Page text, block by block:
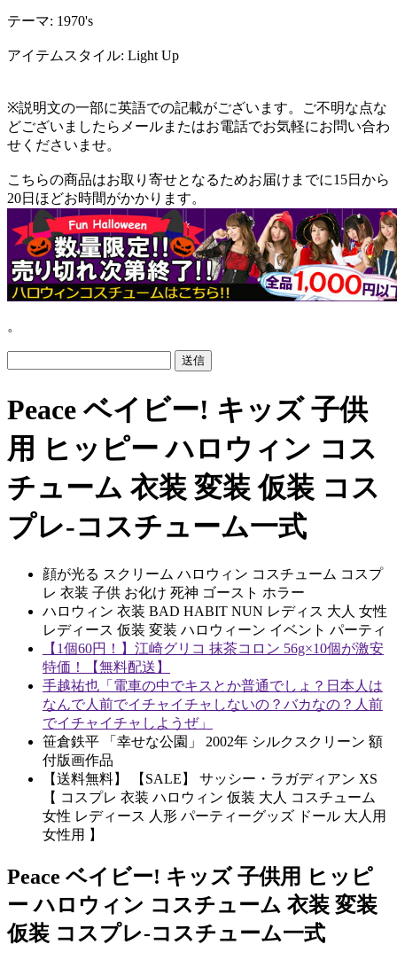
テーマ: 1970's
アイテムスタイル: Light Up
※説明文の一部に英語での記載がございます。ご不明な点な
どございましたらメールまたはお電話でお気軽にお問い合わ
せくださいませ。
こちらの商品はお取り寄せとなるためお届けまでに15日から
20日ほどお時間がかかります。
。
Peace ベイビー! キッズ 子供
用 ヒッピー ハロウィン コス
チューム 衣装 変装 仮装 コス
プレ-コスチューム一式
顔が光る スクリーム ハロウィン コスチューム コスプ
レ 衣装 子供 お化け 死神 ゴースト ホラー
ハロウィン 衣装 BAD HABIT NUN レディス 大人 女性
レディース 仮装 変装 ハロウィーン イベント パーティ
【1個60円！】江崎グリコ 抹茶コロン 56g×10個が激安
特価！【無料配送】
手越祐也「電車の中でキスとか普通でしょ？日本人は
なんで人前でイチャイチャしないの？バカなの？人前
でイチャイチャしようぜ」
笹倉鉄平 「幸せな公園」 2002年 シルクスクリーン 額
付版画作品
【送料無料】 【SALE】 サッシー・ラガディアン XS
【 コスプレ 衣装 ハロウィン 仮装 大人 コスチューム
女性 レディース 人形 パーティーグッズ ドール 大人用
女性用 】
Peace ベイビー! キッズ 子供用 ヒッピ
ー ハロウィン コスチューム 衣装 変装
仮装 コスプレ-コスチューム一式